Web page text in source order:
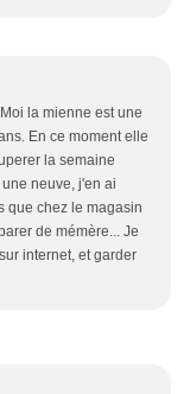
la mienne est une
En ce moment elle
la semaine
neuve, j'en ai
que chez le magasin
de mémère... Je
internet, et garder